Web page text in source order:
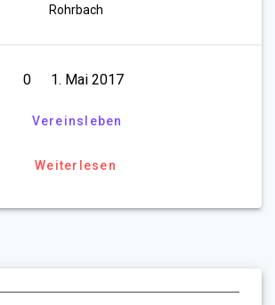
Rohrbach
0 1. Mai 2017
Vereinsleben
Weiterlesen